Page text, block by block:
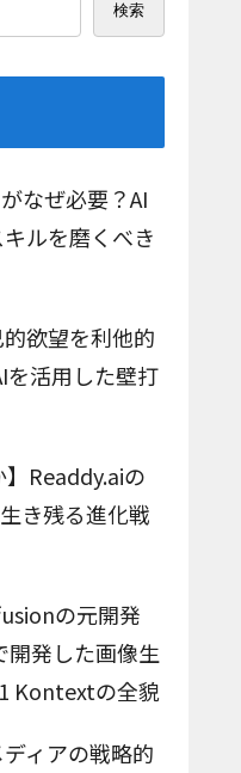
検索
なぜ必要？AI
ルを磨くべき
的欲望を利他的
活用した壁打
】Readdy.aiの
き残る進化戦
の元開発
発した画像生
Kontextの全貌
ディアの戦略的